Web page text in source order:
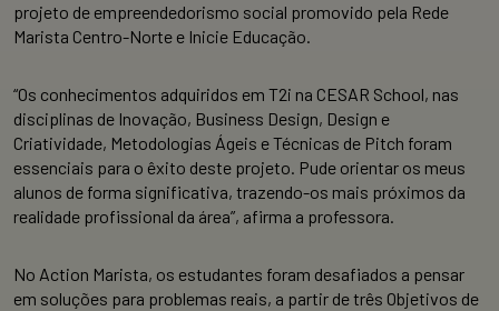
projeto de empreendedorismo social promovido pela Rede
Marista Centro-Norte e Inicie Educação.
“Os conhecimentos adquiridos em T2i na CESAR School, nas
disciplinas de Inovação, Business Design, Design e
Criatividade, Metodologias Ágeis e Técnicas de Pitch foram
essenciais para o êxito deste projeto. Pude orientar os meus
alunos de forma significativa, trazendo-os mais próximos da
realidade profissional da área”, afirma a professora.
No Action Marista, os estudantes foram desafiados a pensar
em soluções para problemas reais, a partir de três Objetivos de